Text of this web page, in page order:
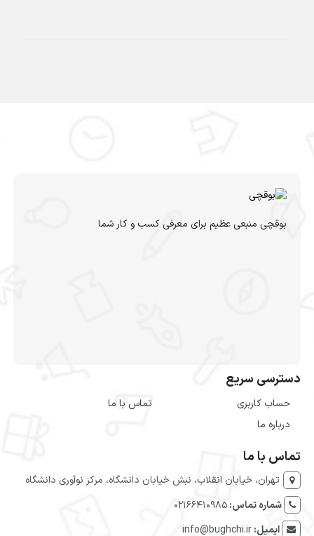
بوقچی منبعی عظیم برای معرفی کسب و کار شما
دسترسی سریع
حساب کاربری
درباره ما
تماس با ما
تماس با ما
تهران، خیابان انقلاب، نبش خیابان دانشگاه، مرکز نوآوری دانشگاه
شماره تماس:۰۲۱۶۶۴۱۰۹۸۵
ایمیل:info@bughchi.ir